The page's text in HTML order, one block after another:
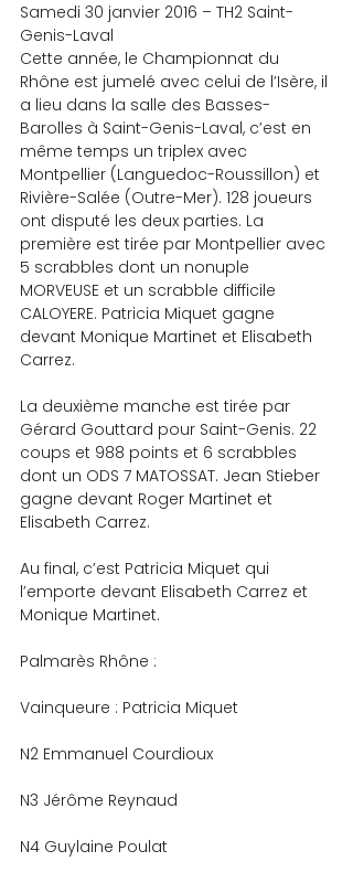
Samedi 30 janvier 2016 – TH2 Saint-
Genis-Laval
Cette année, le Championnat du
Rhône est jumelé avec celui de l’Isère, il
a lieu dans la salle des Basses-
Barolles à Saint-Genis-Laval, c’est en
même temps un triplex avec
Montpellier (Languedoc-Roussillon) et
Rivière-Salée (Outre-Mer). 128 joueurs
ont disputé les deux parties. La
première est tirée par Montpellier avec
5 scrabbles dont un nonuple
MORVEUSE et un scrabble difficile
CALOYERE. Patricia Miquet gagne
devant Monique Martinet et Elisabeth
Carrez.
La deuxième manche est tirée par
Gérard Gouttard pour Saint-Genis. 22
coups et 988 points et 6 scrabbles
dont un ODS 7 MATOSSAT. Jean Stieber
gagne devant Roger Martinet et
Elisabeth Carrez.
Au final, c’est Patricia Miquet qui
l’emporte devant Elisabeth Carrez et
Monique Martinet.
Palmarès Rhône :
Vainqueure : Patricia Miquet
N2 Emmanuel Courdioux
N3 Jérôme Reynaud
N4 Guylaine Poulat